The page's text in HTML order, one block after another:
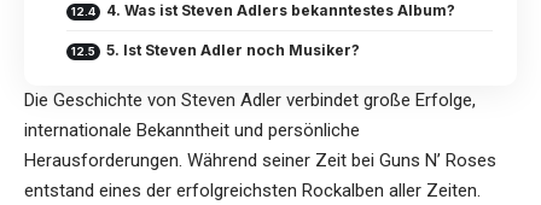
4. Was ist Steven Adlers bekanntestes Album?
5. Ist Steven Adler noch Musiker?
Die Geschichte von Steven Adler verbindet große Erfolge,
internationale Bekanntheit und persönliche
Herausforderungen. Während seiner Zeit bei Guns N’ Roses
entstand eines der erfolgreichsten Rockalben aller Zeiten.